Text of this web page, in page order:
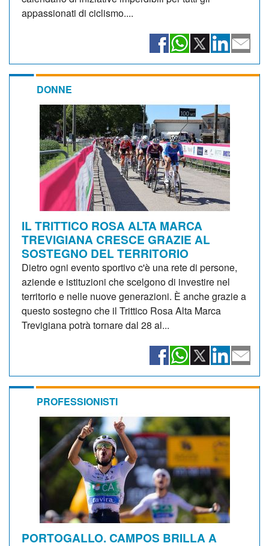
appassionati di ciclismo....
DONNE
IL TRITTICO ROSA ALTA MARCA
TREVIGIANA CRESCE GRAZIE AL
SOSTEGNO DEL TERRITORIO
Dietro ogni evento sportivo c'è una rete di persone,
aziende e istituzioni che scelgono di investire nel
territorio e nelle nuove generazioni. È anche grazie a
questo sostegno che il Trittico Rosa Alta Marca
Trevigiana potrà tornare dal 28 al...
PROFESSIONISTI
PORTOGALLO. CAMPOS BRILLA A